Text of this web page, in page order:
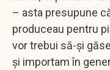
– asta presupune
produceau pentru
vor trebui să-şi
şi importam în